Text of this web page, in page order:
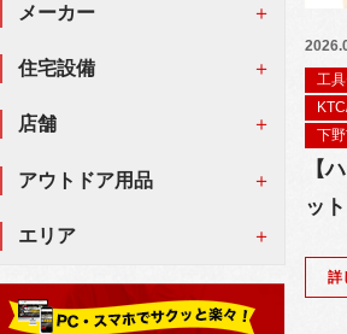
工
下
【
ッ
詳
メーカー
住宅設備
店舗
アウトドア用品
エリア